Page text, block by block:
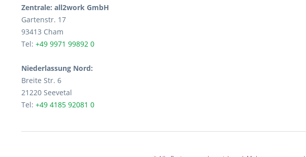
Zentrale: all2work GmbH
Gartenstr. 17
93413 Cham
Tel: +49 9971 99892 0
Niederlassung Nord:
Breite Str. 6
21220 Seevetal
Tel: +49 4185 92081 0